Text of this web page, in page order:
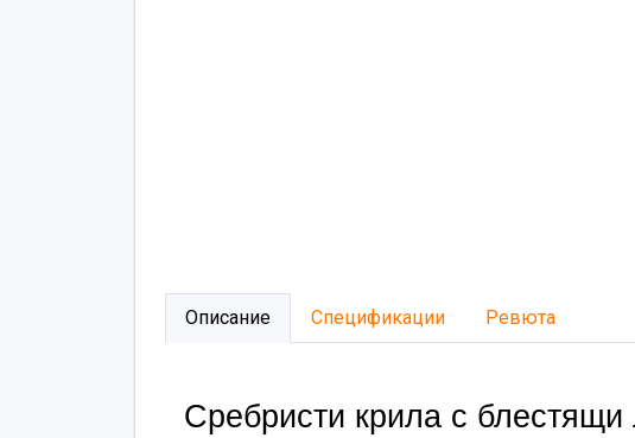
Описание Спецификации Ревюта
Сребристи крила с